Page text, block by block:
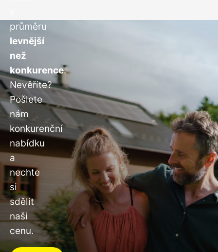
průměru
levnější
než
konkurence.
Nevěříte?
Pošlete
nám
konkurenční
nabídku
a
nechte
si
sdělit
naši
cenu.